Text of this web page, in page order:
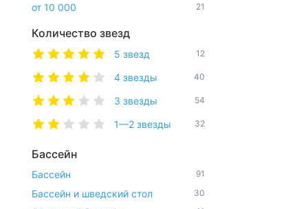
от 10 000 21
Количество звезд
5 звезд 12
4 звезды 40
3 звезды 54
1—2 звезды 32
Бассейн
Бассейн 91
Бассейн и шведский стол 30